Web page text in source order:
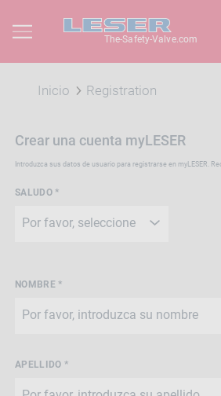
The-Safety-Valve.com
Inicio Registration
Crear una cuenta myLESER
Introduzca sus datos de usuario para registrarse en myLESER.
SALUDO *
NOMBRE *
APELLIDO *